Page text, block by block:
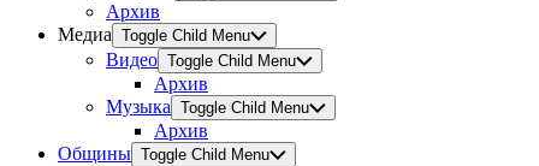
Архив
Медиа Toggle Child Menu
Видео Toggle Child Menu
Архив
Музыка Toggle Child Menu
Архив
Общины Toggle Child Menu